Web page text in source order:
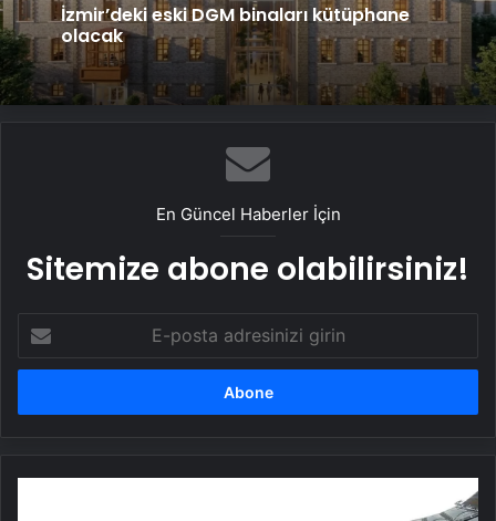
İzmir’deki eski DGM binaları kütüphane
olacak
En Güncel Haberler İçin
Sitemize abone olabilirsiniz!
posta
adresinizi